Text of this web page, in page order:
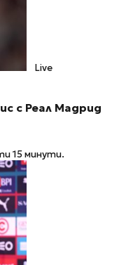
Live
с Реал Мадрид
15 минути.